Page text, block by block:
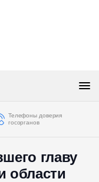
Телефоны доверия
госорганов
главу
области